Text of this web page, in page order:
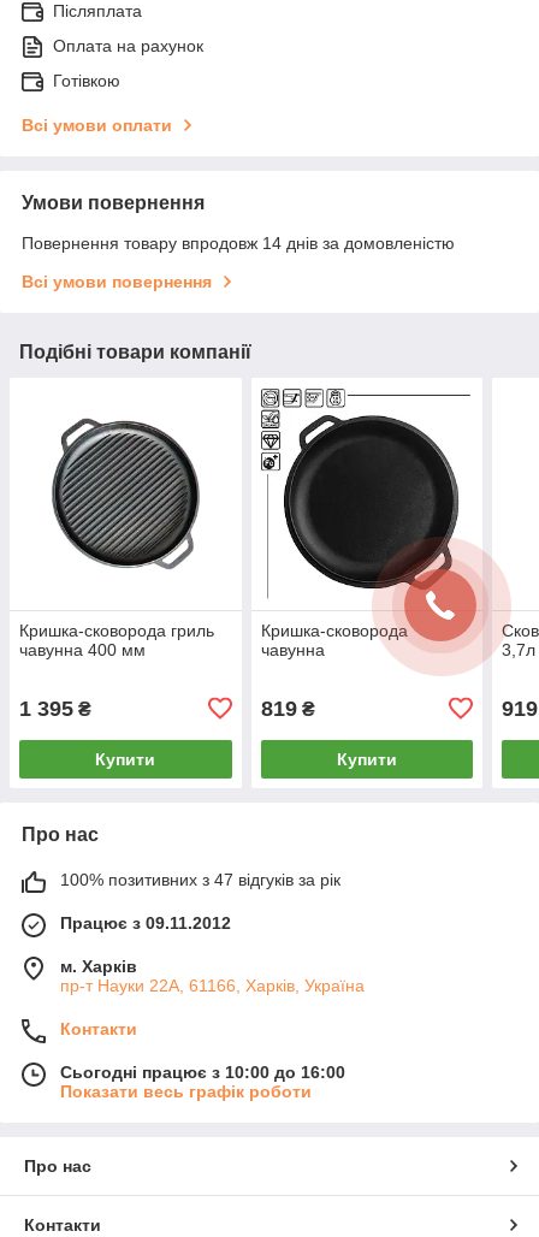
Післяплата
Оплата на рахунок
Готівкою
Всі умови оплати
Умови повернення
Повернення товару впродовж 14 днів за домовленістю
Всі умови повернення
Подібні товари компанії
Кришка-сковорода гриль
чавунна 400 мм
1 395 ₴
Купити
Кришка-сковорода
чавунна
819₴
Купити
3,7л
919
Про нас
100% позитивних з 47 відгуків за рік
Працює з 09.11.2012
м. Харків
пр-т Науки 22А, 61166, Харків, Україна
Контакти
Сьогодні працює з 10:00 до 16:00
Показати весь графік роботи
Про нас
Контакти